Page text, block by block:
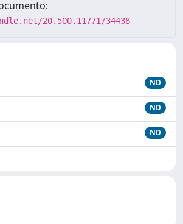
20.500.11771/34438
ND
ND
ND